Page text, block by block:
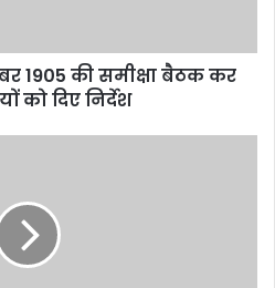
1905 की समीक्षा बैठक कर
को दिए निर्देश